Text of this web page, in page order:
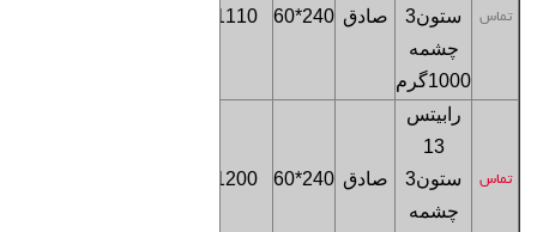
تماس
ستون3
چشمه
1000گرم
صادق 240*60
1110
تماس
رابیتس
13
ستون3
چشمه
صادق 240*60
1200